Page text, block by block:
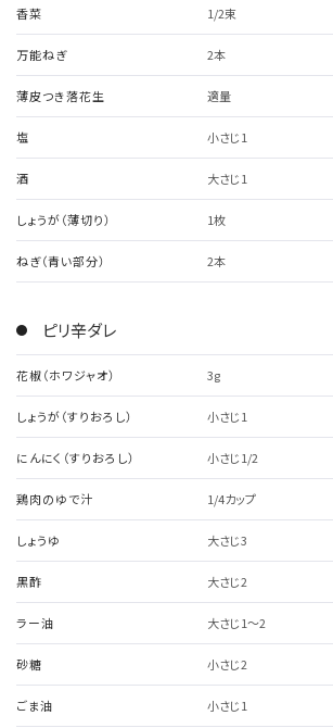
香菜 1/2束
万能ねぎ 2本
薄皮つき落花生 適量
塩 小さじ1
酒 大さじ1
しょうが（薄切り） 1枚
ねぎ（青い部分） 2本
ピリ辛ダレ
花椒（ホワジャオ） 3g
しょうが（すりおろし） 小さじ1
にんにく（すりおろし） 小さじ1/2
鶏肉のゆで汁 1/4カップ
しょうゆ 大さじ3
黒酢 大さじ2
ラー油 大さじ1～2
砂糖 小さじ2
ごま油 小さじ1